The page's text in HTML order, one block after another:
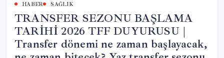
HABER SAĞLIK
TRANSFER SEZONU BAŞLAMA
TARİHİ 2026 TFF DUYURUSU |
Transfer dönemi ne zaman başlayacak,